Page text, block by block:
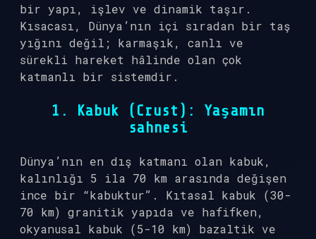
bir yapı, işlev ve dinamik taşır.
Kısacası, Dünya’nın içi sıradan bir taş
yığını değil; karmaşık, canlı ve
sürekli hareket hâlinde olan çok
katmanlı bir sistemdir.
1. Kabuk (Crust): Yaşamın
sahnesi
Dünya’nın en dış katmanı olan kabuk,
kalınlığı 5 ila 70 km arasında değişen
ince bir “kabuktur”. Kıtasal kabuk (30-
70 km) granitik yapıda ve hafifken,
okyanusal kabuk (5-10 km) bazaltik ve